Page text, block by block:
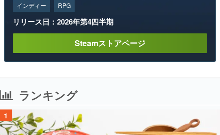
インディー RPG
リリース日：2026年第4四半期
Steamストアページ
ランキング
1